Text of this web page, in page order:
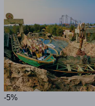
-5%